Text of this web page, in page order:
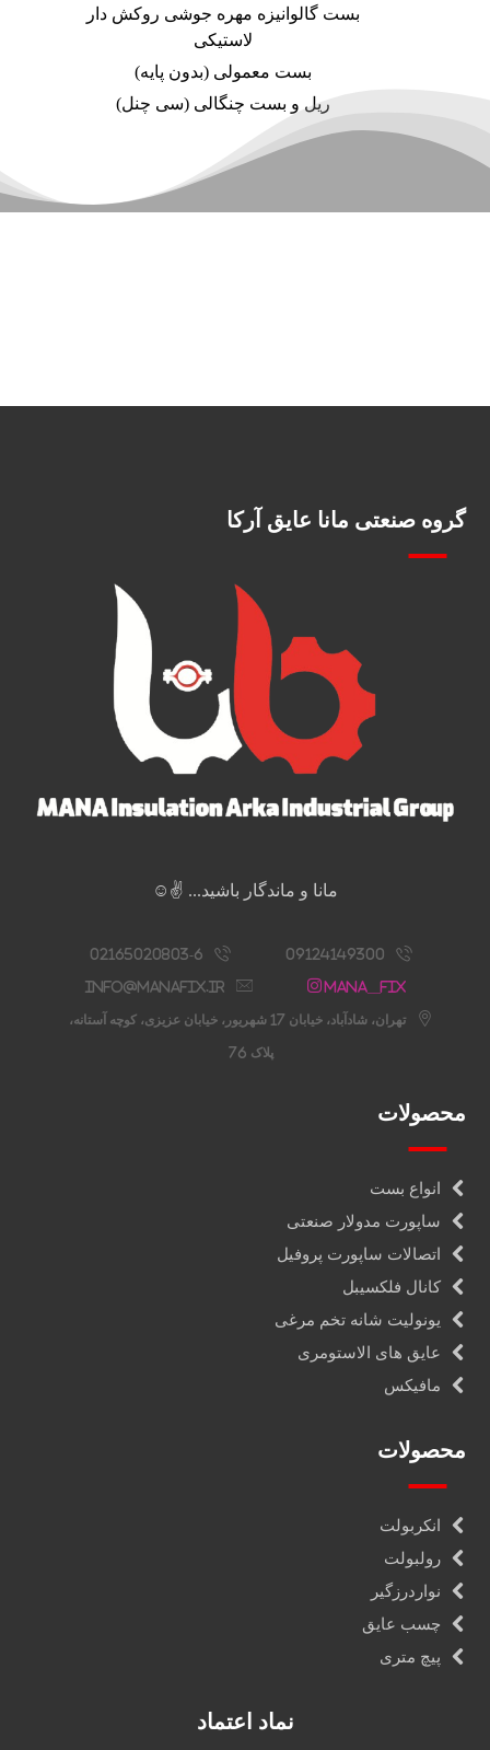
بست گالوانیزه مهره جوشی روکش دار
لاستیکی
بست معمولی (بدون پایه)
ریل و بست چنگالی (سی چنل)
گروه صنعتی مانا عایق آرکا
مانا و ماندگار باشید... ✌️☺️
09124149300
02165020803-6
Mana__fix
info@manafix.ir
تهران، شادآباد، خیابان 17 شهریور، خیابان عزیزی، کوچه آستانه،
پلاک 76
محصولات
انواع بست
ساپورت مدولار صنعتی
اتصالات ساپورت پروفیل
کانال فلکسیبل
یونولیت شانه تخم مرغی
عایق های الاستومری
مافیکس
محصولات
انکربولت
رولبولت
نواردرزگیر
چسب عایق
پیچ متری
نماد اعتماد